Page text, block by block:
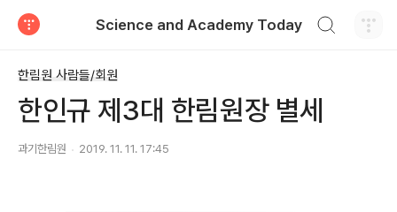
Science and Academy Today
한림원 사람들/회원
한인규 제3대 한림원장 별세
과기한림원 2019. 11. 11. 17:45